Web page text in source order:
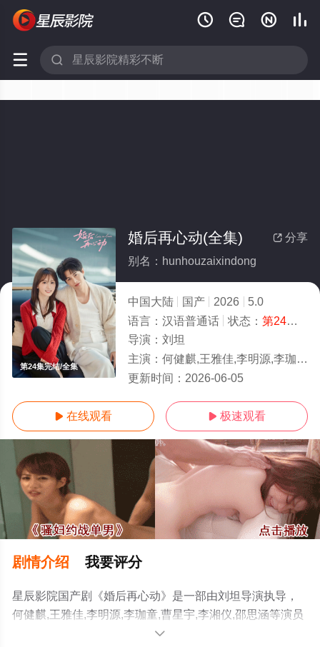
   
 
第24集完结/全集
 分享
婚后再心动(全集)
别名：hunhouzaixindong
中国大陆 国产 2026
5.0
语言： 汉语普通话 状态： 第24集完结
导演： 刘坦
主演： 何健麒,王雅佳,李明源,李珈童,曹星宇,李湘仪,邵思涵
更新时间： 2026-06-05
 在线观看  极速观看
剧情介绍 我要评分
星辰影院国产剧《婚后再心动》是一部由刘坦导演执导，
何健麒,王雅佳,李明源,李珈童,曹星宇,李湘仪,邵思涵等演员
精彩演绎的中国大陆电视剧，大结局剧情已揭晓（第24集
